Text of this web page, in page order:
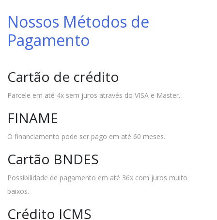
Nossos Métodos de
Pagamento
Cartão de crédito
Parcele em até 4x sem juros através do VISA e Master.
FINAME
O financiamento pode ser pago em até 60 meses.
Cartão BNDES
Possibilidade de pagamento em até 36x com juros muito
baixos.
Crédito ICMS